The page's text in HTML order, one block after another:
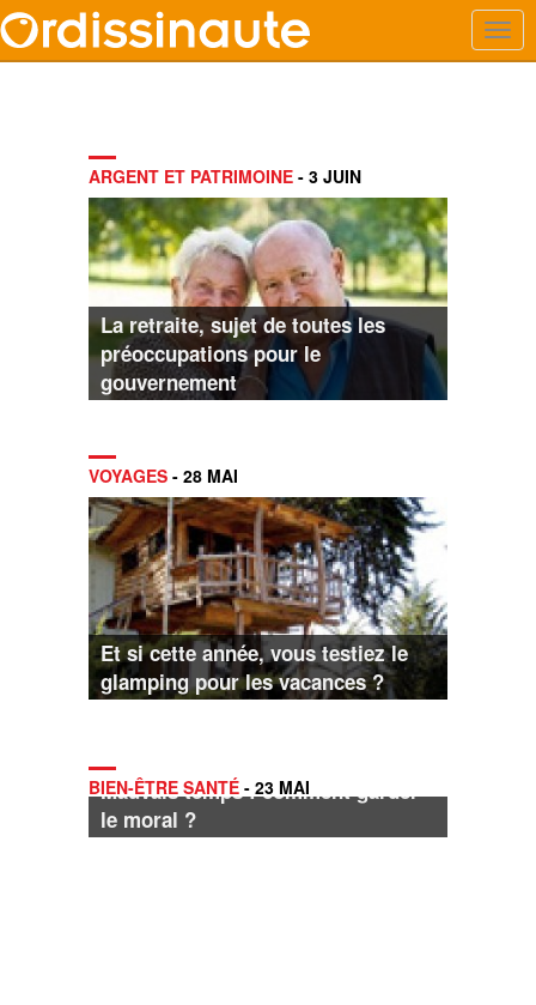
ARGENT ET PATRIMOINE - 3 JUIN
La retraite, sujet de toutes les
préoccupations pour le
gouvernement
VOYAGES - 28 MAI
Et si cette année, vous testiez le
glamping pour les vacances ?
BIEN-ÊTRE SANTÉ - 23 MAI
Mauvais temps : comment garder
le moral ?